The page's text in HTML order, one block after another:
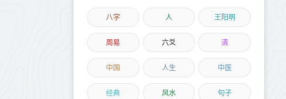
八字 人 王阳明
周易 六爻 清
中国 人生 中医
经典 风水 句子